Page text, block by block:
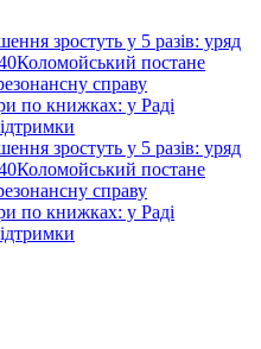
зростуть у 5 разів: уряд
Коломойський постане
справу
по книжках: у Раді
зростуть у 5 разів: уряд
Коломойський постане
справу
по книжках: у Раді